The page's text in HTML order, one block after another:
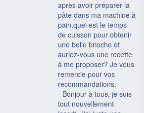
après avoir préparer la
pâte dans ma machine à
pain,quel est le temps
de cuisson pour obtenir
une belle brioche et
auriez-vous une recette
à me proposer? Je vous
remercie pour vos
recommandations.
- Bonjour à tous, je suis
tout nouvellement